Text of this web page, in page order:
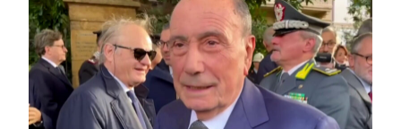
anni
fa
l’omicidio
di
Piersanti
Mattarella,